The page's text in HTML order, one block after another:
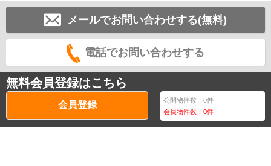
メールでお問い合わせする(無料)
電話でお問い合わせする
無料会員登録はこちら
会員登録 公開物件数：0件
会員物件数：0件